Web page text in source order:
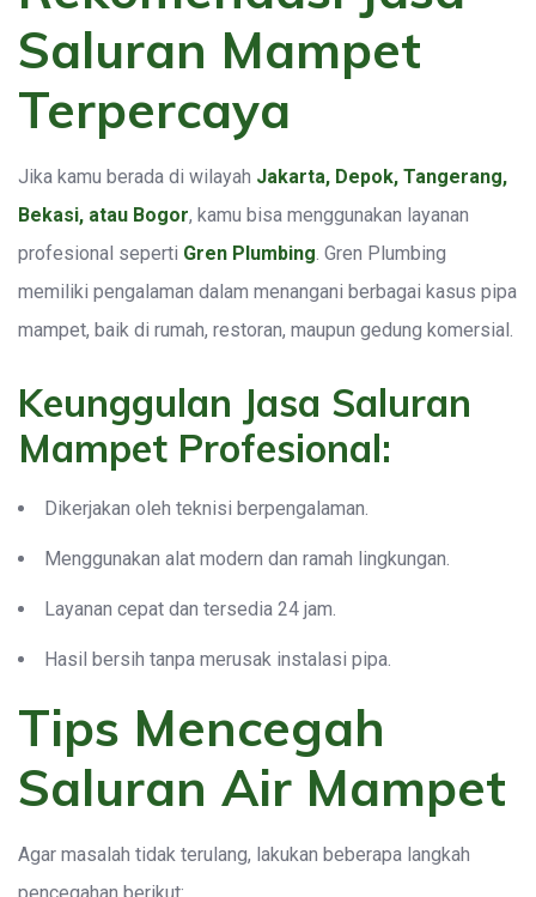
Saluran Mampet
Terpercaya
Jika kamu berada di wilayah Jakarta, Depok, Tangerang,
Bekasi, atau Bogor, kamu bisa menggunakan layanan
profesional seperti Gren Plumbing . Gren Plumbing
memiliki pengalaman dalam menangani berbagai kasus pipa
mampet, baik di rumah, restoran, maupun gedung komersial.
Keunggulan Jasa Saluran
Mampet Profesional:
Dikerjakan oleh teknisi berpengalaman.
Menggunakan alat modern dan ramah lingkungan.
Layanan cepat dan tersedia 24 jam.
Hasil bersih tanpa merusak instalasi pipa.
Tips Mencegah
Saluran Air Mampet
Agar masalah tidak terulang, lakukan beberapa langkah
pencegahan berikut: